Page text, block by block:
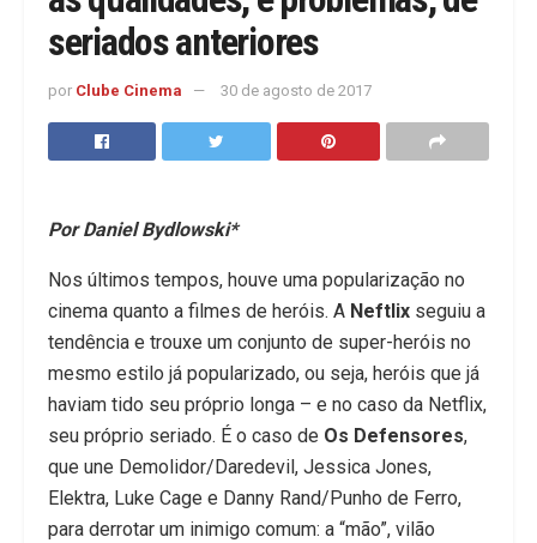
seriados anteriores
por Clube Cinema 30 de agosto de 2017
Por Daniel Bydlowski*
Nos últimos tempos, houve uma popularização no
cinema quanto a filmes de heróis. A Neftlix seguiu a
tendência e trouxe um conjunto de super-heróis no
mesmo estilo já popularizado, ou seja, heróis que já
haviam tido seu próprio longa – e no caso da Netflix,
seu próprio seriado. É o caso de Os Defensores,
que une Demolidor/Daredevil, Jessica Jones,
Elektra, Luke Cage e Danny Rand/Punho de Ferro,
para derrotar um inimigo comum: a “mão”, vilão